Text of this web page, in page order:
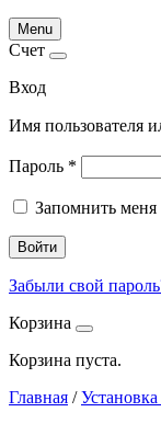
Menu
Счет
Вход
Имя пользователя
Пароль *
Запомнить меня
Войти
Забыли свой
Корзина
Корзина пуста.
Главная /